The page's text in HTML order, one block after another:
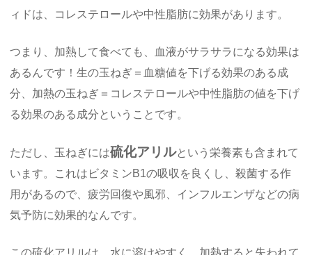
ィドは、コレステロールや中性脂肪に効果があります。
つまり、加熱して食べても、血液がサラサラになる効果は
あるんです！生の玉ねぎ＝血糖値を下げる効果のある成
分、加熱の玉ねぎ＝コレステロールや中性脂肪の値を下げ
る効果のある成分ということです。
ただし、玉ねぎには硫化アリルという栄養素も含まれて
います。これはビタミンB1の吸収を良くし、殺菌する作
用があるので、疲労回復や風邪、インフルエンザなどの病
気予防に効果的なんです。
この硫化アリルは、水に溶けやすく、加熱すると失われて